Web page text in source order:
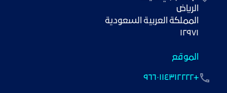
١٢٩٧١
الموقع
+٩٦٦٠١١٤٣١٢٢٢٢